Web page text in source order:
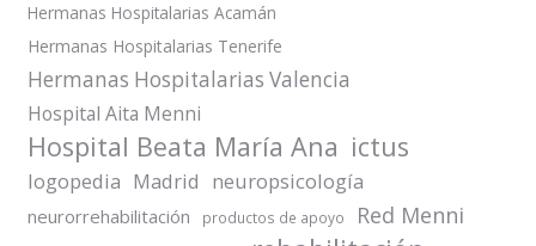
Hermanas Hospitalarias Acamán
Hermanas Hospitalarias Tenerife
Hermanas Hospitalarias Valencia
Hospital Aita Menni
Hospital Beata María Ana ictus
logopedia Madrid neuropsicología
neurorrehabilitación productos de apoyo Red Menni